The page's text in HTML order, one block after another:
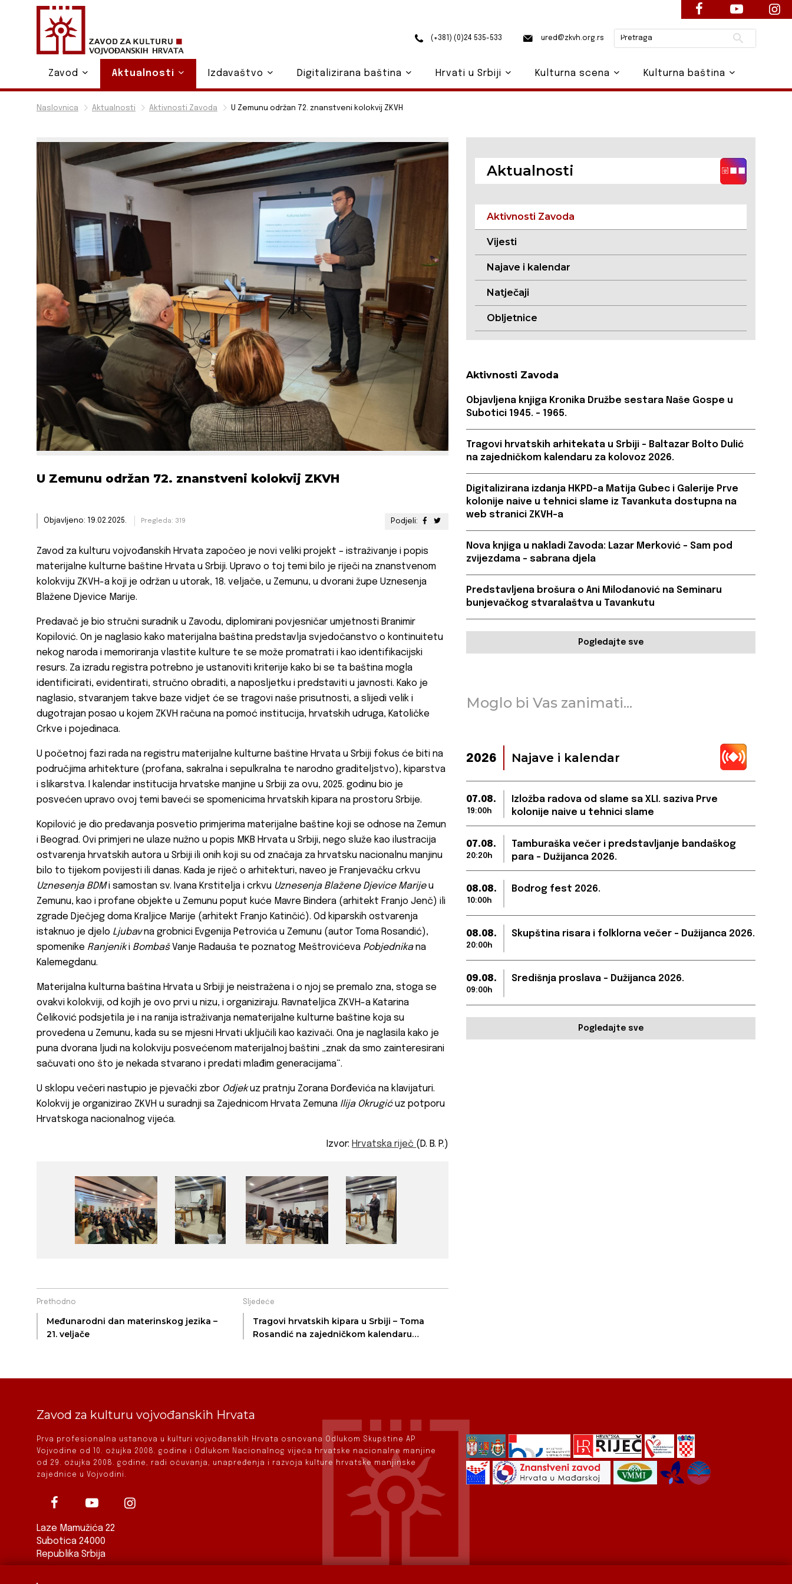
Naslovnica Aktualnosti Aktivnosti Zavoda U Zemunu održan 72. znanstveni kolokvij ZKVH
U Zemunu održan 72. znanstveni kolokvij ZKVH
Podjeli:
Objavljeno: 19.02.2025. Pregleda: 319
Zavod za kulturu vojvođanskih Hrvata započeo je novi veliki projekt – istraživanje i popis
materijalne kulturne baštine Hrvata u Srbiji. Upravo o toj temi bilo je riječi na znanstvenom
kolokviju ZKVH-a koji je održan u utorak, 18. veljače, u Zemunu, u dvorani župe Uznesenja
Blažene Djevice Marije.
Predavač je bio stručni suradnik u Zavodu, diplomirani povjesničar umjetnosti Branimir
Kopilović. On je naglasio kako materijalna baština predstavlja svjedočanstvo o kontinuitetu
nekog naroda i memoriranja vlastite kulture te se može promatrati i kao identifikacijski
resurs. Za izradu registra potrebno je ustanoviti kriterije kako bi se ta baština mogla
identificirati, evidentirati, stručno obraditi, a naposljetku i predstaviti u javnosti. Kako je
naglasio, stvaranjem takve baze vidjet će se tragovi naše prisutnosti, a slijedi velik i
dugotrajan posao u kojem ZKVH računa na pomoć institucija, hrvatskih udruga, Katoličke
Crkve i pojedinaca.
U početnoj fazi rada na registru materijalne kulturne baštine Hrvata u Srbiji fokus će biti na
područjima arhitekture (profana, sakralna i sepulkralna te narodno graditeljstvo), kiparstva
i slikarstva. I kalendar institucija hrvatske manjine u Srbiji za ovu, 2025. godinu bio je
posvećen upravo ovoj temi baveći se spomenicima hrvatskih kipara na prostoru Srbije.
Kopilović je dio predavanja posvetio primjerima materijalne baštine koji se odnose na Zemun
i Beograd. Ovi primjeri ne ulaze nužno u popis MKB Hrvata u Srbiji, nego služe kao ilustracija
ostvarenja hrvatskih autora u Srbiji ili onih koji su od značaja za hrvatsku nacionalnu manjinu
bilo to tijekom povijesti ili danas. Kada je riječ o arhitekturi, naveo je Franjevačku crkvu
Uznesenja BDMi samostan sv. Ivana Krstitelja i crkvu Uznesenja Blažene Djevice Marijeu
Zemunu, kao i profane objekte u Zemunu poput kuće Mavre Bindera (arhitekt Franjo Jenč) ili
zgrade Dječjeg doma Kraljice Marije (arhitekt Franjo Katinčić). Od kiparskih ostvarenja
istaknuo je djelo Ljubavna grobnici Evgenija Petrovića u Zemunu (autor Toma Rosandić),
spomenike Ranjeniki BombašVanje Radauša te poznatog Meštrovićeva Pobjednikana
Kalemegdanu.
Materijalna kulturna baština Hrvata u Srbiji je neistražena i o njoj se premalo zna, stoga se
ovakvi kolokviji, od kojih je ovo prvi u nizu, i organiziraju. Ravnateljica ZKVH-a Katarina
Čeliković podsjetila je i na ranija istraživanja nematerijalne kulturne baštine koja su
provedena u Zemunu, kada su se mjesni Hrvati uključili kao kazivači. Ona je naglasila kako je
puna dvorana ljudi na kolokviju posvećenom materijalnoj baštini „znak da smo zainteresirani
sačuvati ono što je nekada stvarano i predati mlađim generacijama“.
U sklopu večeri nastupio je pjevački zbor Odjekuz pratnju Zorana Đorđevića na klavijaturi.
Kolokvij je organizirao ZKVH u suradnji sa Zajednicom Hrvata Zemuna Ilija Okrugićuz potporu
Hrvatskoga nacionalnog vijeća.
Izvor:Hrvatska riječ (D. B. P.)
Prethodno
Međunarodni dan materinskog jezika –
21. veljače
Sljedeće
Tragovi hrvatskih kipara u Srbiji – Toma
Rosandić na zajedničkom kalendaru
Aktualnosti
Aktivnosti Zavoda
Vijesti
Najave i kalendar
Natječaji
Obljetnice
Aktivnosti Zavoda
Objavljena knjiga Kronika Družbe sestara Naše Gospe u
Subotici 1945. – 1965.
Tragovi hrvatskih arhitekata u Srbiji – Baltazar Bolto Dulić
na zajedničkom kalendaru za kolovoz 2026.
Digitalizirana izdanja HKPD-a Matija Gubec i Galerije Prve
kolonije naive u tehnici slame iz Tavankuta dostupna na
web stranici ZKVH-a
Nova knjiga u nakladi Zavoda: Lazar Merković – Sam pod
zvijezdama – sabrana djela
Predstavljena brošura o Ani Milodanović na Seminaru
bunjevačkog stvaralaštva u Tavankutu
Pogledajte sve
Moglo bi Vas zanimati...
2026 Najave i kalendar
07.08.
19:00h
Izložba radova od slame sa XLI. saziva Prve
kolonije naive u tehnici slame
07.08.
20:20h
Tamburaška večer i predstavljanje bandaškog
para – Dužijanca 2026.
08.08.
10:00h
Bodrog fest 2026.
08.08.
20:00h
Skupština risara i folklorna večer – Dužijanca 2026.
09.08.
09:00h
Središnja proslava – Dužijanca 2026.
Pogledajte sve
Zavod za kulturu vojvođanskih Hrvata
Prva profesionalna ustanova u kulturi vojvođanskih Hrvata osnovana Odlukom Skupštine AP
Vojvodine od 10. ožujka 2008. godine i Odlukom Nacionalnog vijeća hrvatske nacionalne manjine
od 29. ožujka 2008. godine, radi očuvanja, unapređenja i razvoja kulture hrvatske manjinske
zajednice u Vojvodini.
Laze Mamužića 22
Subotica 24000
Republika Srbija
(+381) (0)24 535-533 ured@zkvh.org.rs Pretraži
Zavod Aktualnosti Izdavaštvo Digitalizirana baština Hrvati u Srbiji Kulturna scena Kulturna baština